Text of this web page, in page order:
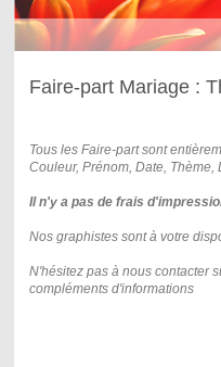
Faire-part Mariage :
Tous les Faire-part sont
Couleur, Prénom, Date, Thème,
Il n'y a pas de frais
Nos graphistes sont à votre
N'hésitez pas à nous contacter
compléments d'informations